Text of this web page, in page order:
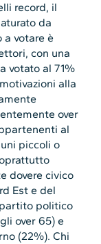
record, il
da
a votare è
con una
votato al 71%
alla
over
al
piccoli o
dovere civico
Est e del
politico
over 65) e
(22%). Chi